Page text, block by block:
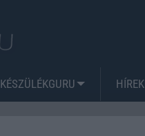
KÉSZÜLÉKGURU HÍREK